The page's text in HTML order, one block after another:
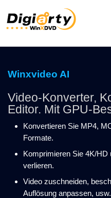
Winxvideo AI
Video-Konverter,
Editor. Mit GPU-
Konvertieren Sie MP4,
Formate.
Komprimieren Sie 4K/HD
verlieren.
Video zuschneiden,
Auflösung anpassen, usw.